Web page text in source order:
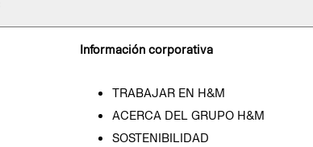
Información corporativa
TRABAJAR EN H&M
ACERCA DEL GRUPO H&M
SOSTENIBILIDAD